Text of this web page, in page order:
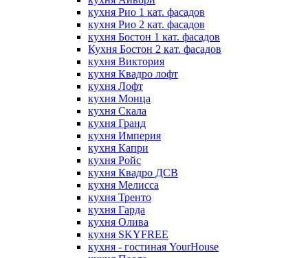
кухня Рио 1 кат. фасадов
кухня Рио 2 кат. фасадов
кухня Бостон 1 кат. фасадов
Кухня Бостон 2 кат. фасадов
кухня Виктория
кухня Квадро лофт
кухня Лофт
кухня Монца
кухня Скала
кухня Гранд
кухня Империя
кухня Капри
кухня Ройс
кухня Квадро ДСВ
кухня Мелисса
кухня Тренто
кухня Гарда
кухня Олива
кухня SKYFREE
кухня - гостиная YourHouse